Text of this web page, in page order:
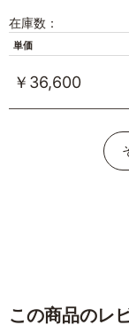
在庫数：
単価
￥36,600
この商品のレ